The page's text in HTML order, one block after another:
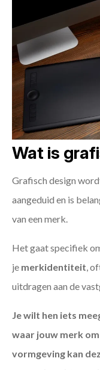
Wat is
Grafisch design
aangeduid en is
van een merk.
Het gaat specifiek
je merkidentiteit ,
uitdragen aan de
Je wilt hen iets
waar jouw merk
vormgeving kan